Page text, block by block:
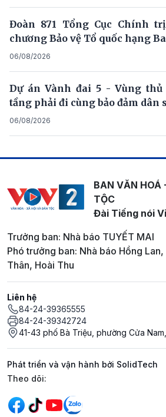
Đoàn 871 Tổng Cục Chính
chương Bảo vệ Tổ quốc hạng Ba
06/08/2026
Dự án Vành đai 5 - Vùng thủ
tầng phải đi cùng bảo đảm dân
06/08/2026
BAN VĂN HOÁ
TỘC
Đài Tiếng nói
Trưởng ban: Nhà báo TUYẾT MAI
Phó trưởng ban: Nhà báo Hồng
Thân, Hoài Thu
Liên hệ
84-24-39365555
84-24-39342724
41-43 phố Bà Triệu, phường Cửa
Phát triển và vận hành bởi SolidTech
Mạng xã hội
Theo dõi: